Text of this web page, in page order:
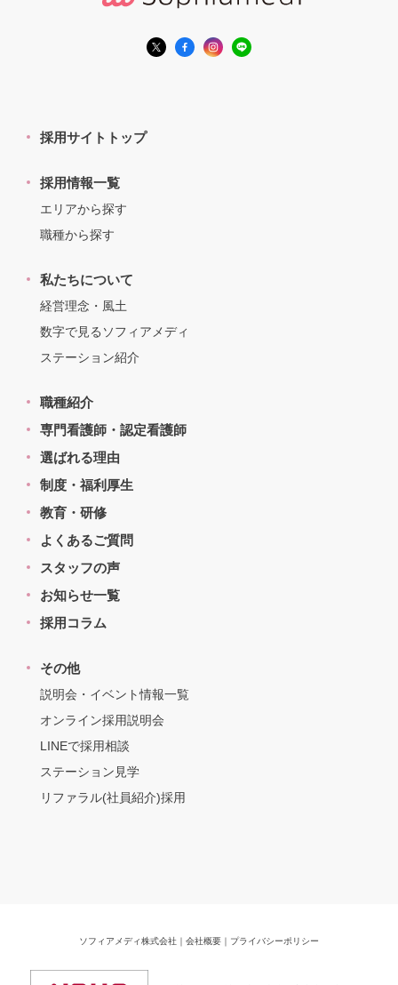
採用サイトトップ
採用情報一覧
エリアから探す
職種から探す
私たちについて
経営理念・風土
数字で見るソフィアメディ
ステーション紹介
職種紹介
専門看護師・認定看護師
選ばれる理由
制度・福利厚生
教育・研修
よくあるご質問
スタッフの声
お知らせ一覧
採用コラム
その他
説明会・イベント情報一覧
オンライン採用説明会
LINEで採用相談
ステーション見学
リファラル(社員紹介)採用
ソフィアメディ株式会社 ｜ 会社概要 ｜ プライバシーポリシー